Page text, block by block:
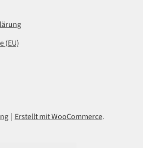
(EU)
Erstellt mit WooCommerce.